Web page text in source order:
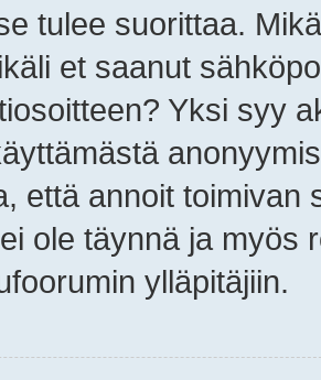
tulee suorittaa.
et saanut
Yksi syy
että annoit toimivan
ole täynnä ja myös
ylläpitäjiin.